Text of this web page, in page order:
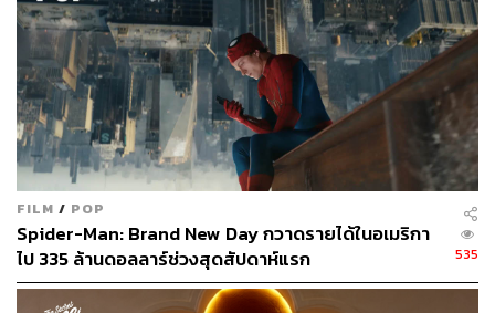
ขณะเดียวกัน ในความน่าสนใจ คนทำหนังเองก็ต้องหาญกล้า
ไม่แพ้หลวงปู่เค็ม ในการจะพาตัวเองเดินดุ่มเข้าไปในกองไฟ
เพราะอย่างที่เราทราบๆ กันว่าประเด็นอันว่าด้วยความเชื่อ
ความศรัทธา ศาสนา ที่เป็นหนึ่งในสถาบันหลักของชาติ (และ
ยิ่งเมื่อมันผูกโยงเข้าไปเกี่ยวข้องกับอำนาจรัฐ) นั้นก็ทั้งอ่อน
ไหว แหลมคม ต่อการจะนำพามาซึ่งดราม่าและข้อถกเถียง
ต่างๆ ได้ด้วยเช่นกัน
FILM / POP
Spider-Man: Brand New Day กวาดรายได้ในอเมริกา
ไป 335 ล้านดอลลาร์ช่วงสุดสัปดาห์แรก
535